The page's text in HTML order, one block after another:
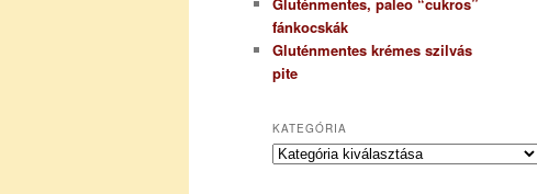
fánkocskák
Gluténmentes krémes szilvás
pite
KATEGÓRIA
K